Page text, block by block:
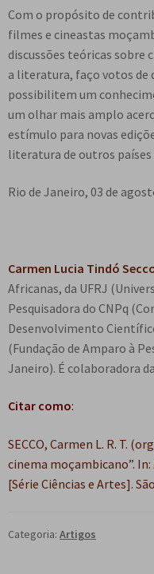
Com o propósito de
filmes e cineastas
discussões teóricas sobre
a literatura, faço votos de
possibilitem um
um olhar mais amplo
estímulo para novas
literatura de outros países
Rio de Janeiro, 03 de
Carmen Lucia Tindó
Africanas, da UFRJ
Pesquisadora do CNPq
Desenvolvimento
(Fundação de Amparo à
Janeiro). É colaboradora
Citar como:
SECCO, Carmen L. R. T.
cinema moçambicano”. In:
[Série Ciências e Artes].
Categoria: Artigos